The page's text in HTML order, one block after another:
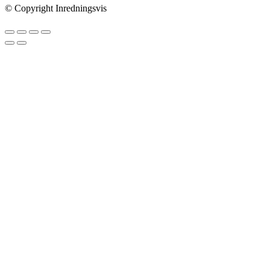
© Copyright Inredningsvis